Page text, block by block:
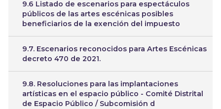
9.6 Listado de escenarios para espectáculos
públicos de las artes escénicas posibles
beneficiarios de la exención del impuesto
9.7. Escenarios reconocidos para Artes Escénicas
decreto 470 de 2021.
9.8. Resoluciones para las implantaciones
artísticas en el espacio público - Comité Distrital
de Espacio Público / Subcomisión d